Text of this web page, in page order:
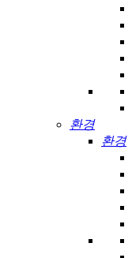
환경
환경